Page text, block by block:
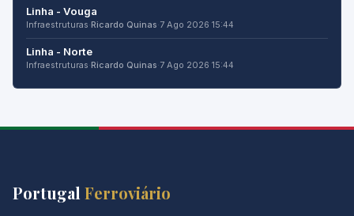
Linha - Vouga
Infraestruturas·Ricardo Quinas·7 Ago 2026 15:44
Linha - Norte
Infraestruturas·Ricardo Quinas·7 Ago 2026 15:44
Portugal Ferroviário